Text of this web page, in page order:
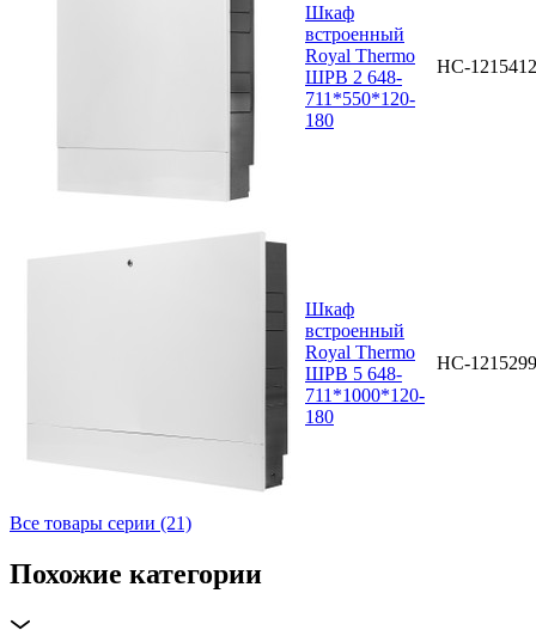
Шкаф
встроенный
Royal Thermo
ШРВ 2 648-
711*550*120-
180
НС-1215412
Шкаф
встроенный
Royal Thermo
ШРВ 5 648-
711*1000*120-
180
НС-1215299
Все товары серии (21)
Похожие категории